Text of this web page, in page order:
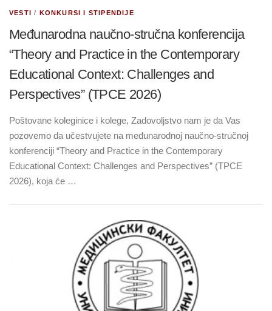
VESTI / KONKURSI I STIPENDIJE
Međunarodna naučno-stručna konferencija
“Theory and Practice in the Contemporary
Educational Context: Challenges and
Perspectives” (TPCE 2026)
Poštovane koleginice i kolege, Zadovoljstvo nam je da Vas
pozovemo da učestvujete na međunarodnoj naučno-stručnoj
konferenciji “Theory and Practice in the Contemporary
Educational Context: Challenges and Perspectives” (TPCE
2026), koja će …